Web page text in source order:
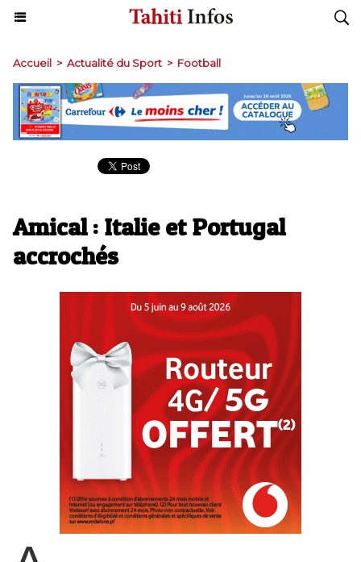
Accueil > Actualité du Sport > Football
Amical : Italie et Portugal
accrochés